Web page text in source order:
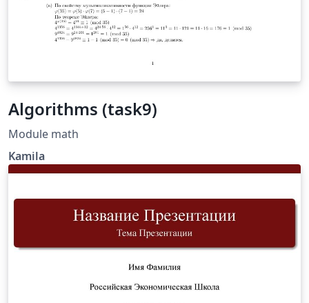
Algorithms (task9)
Module math
Kamila